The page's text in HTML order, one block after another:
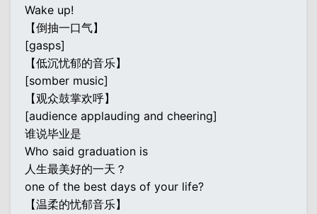
Wake up!
【倒抽一口气】
[gasps]
【低沉忧郁的音乐】
[somber music]
【观众鼓掌欢呼】
[audience applauding and cheering]
谁说毕业是
Who said graduation is
人生最美好的一天？
one of the best days of your life?
【温柔的忧郁音乐】